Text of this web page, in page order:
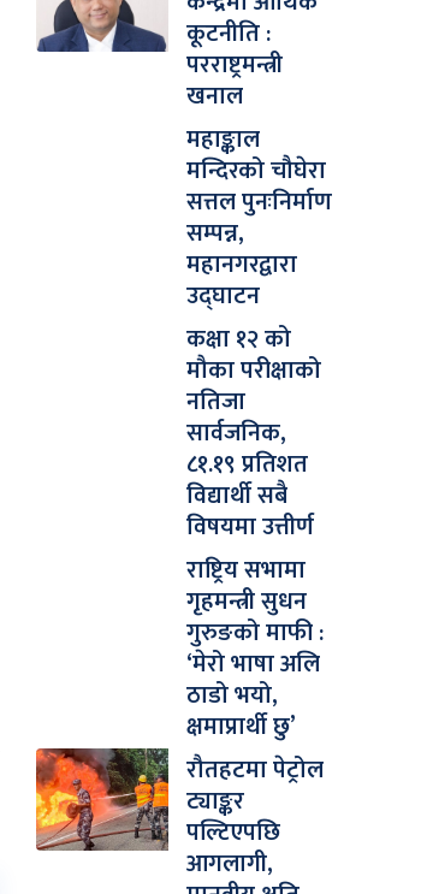
कूटनीति :
परराष्ट्रमन्त्री
खनाल
महाङ्काल
मन्दिरको चौघेरा
सत्तल पुनःनिर्माण
सम्पन्न,
महानगरद्वारा
उद्घाटन
कक्षा १२ को
मौका परीक्षाको
नतिजा
सार्वजनिक,
८१.१९ प्रतिशत
विद्यार्थी सबै
विषयमा उत्तीर्ण
राष्ट्रिय सभामा
गृहमन्त्री सुधन
गुरुङको माफी :
‘मेरो भाषा अलि
ठाडो भयो,
क्षमाप्रार्थी छु’
रौतहटमा पेट्रोल
ट्याङ्कर
पल्टिएपछि
आगलागी,